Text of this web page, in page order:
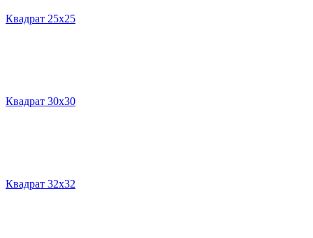
Квадрат 25х25
Квадрат 30х30
Квадрат 32х32